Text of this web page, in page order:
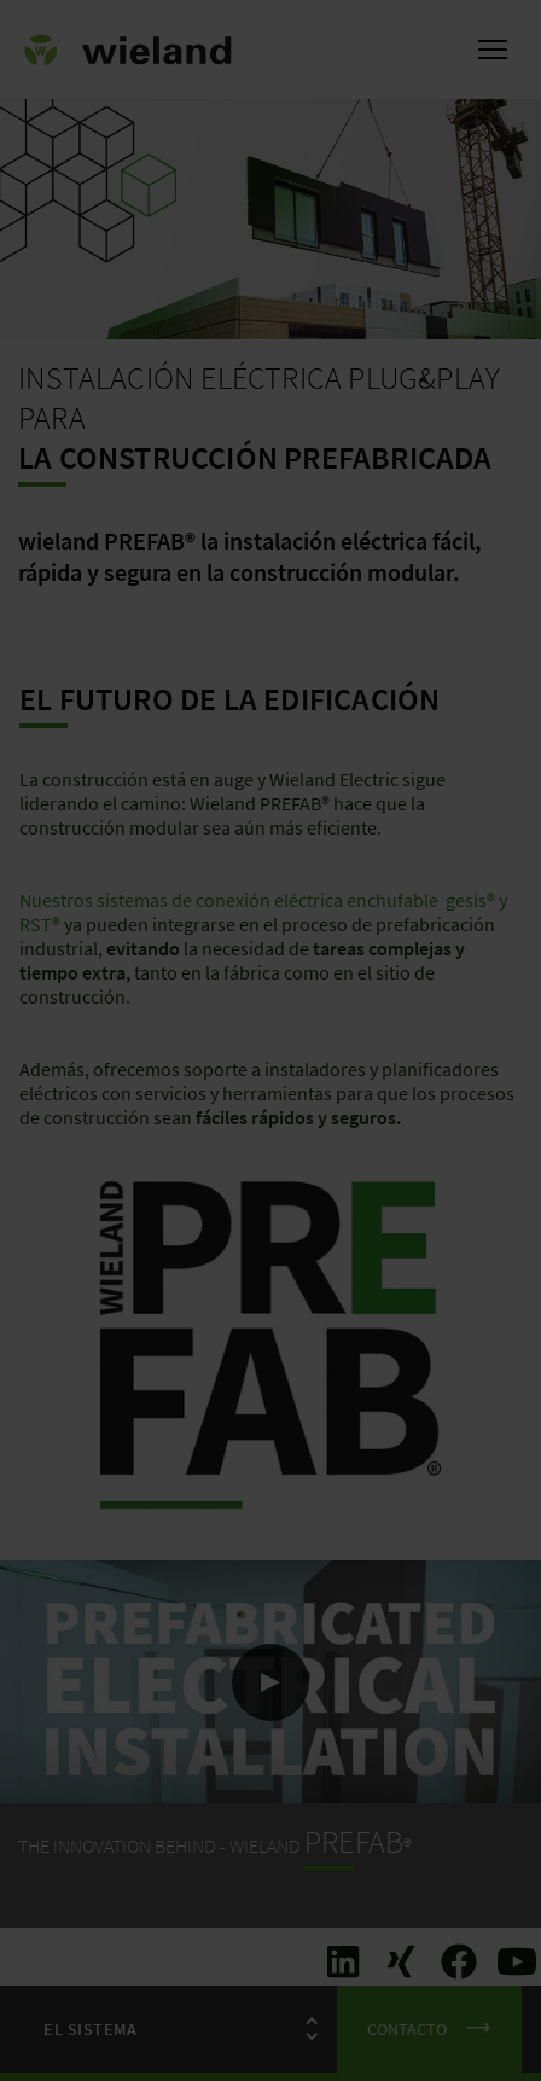
INSTALACIÓN ELÉCTRICA PLUG&PLAY
PARA
LA CONSTRUCCIÓN PREFABRICADA
wieland PREFAB® la instalación eléctrica fácil,
rápida y segura en la construcción modular.
EL FUTURO DE LA EDIFICACIÓN
La construcción está en auge y Wieland Electric sigue
liderando el camino: Wieland PREFAB® hace que la
construcción modular sea aún más eficiente.
Nuestros sistemas de conexión eléctrica enchufable gesis® y
RST® ya pueden integrarse en el proceso de prefabricación
industrial, evitando la necesidad de tareas complejas y
tiempo extra, tanto en la fábrica como en el sitio de
construcción.
Además, ofrecemos soporte a instaladores y planificadores
eléctricos con servicios y herramientas para que los procesos
de construcción sean fáciles rápidos y seguros.
THE INNOVATION BEHIND - WIELAND PREFAB®
CONTACTO